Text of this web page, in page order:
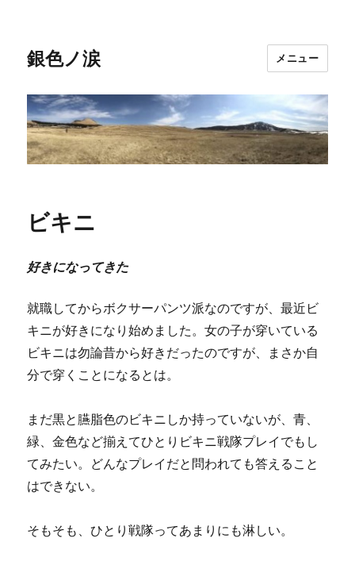
銀色ノ涙 メニュー
ビキニ
好きになってきた
就職してからボクサーパンツ派なのですが、最近ビ
キニが好きになり始めました。女の子が穿いている
ビキニは勿論昔から好きだったのですが、まさか自
分で穿くことになるとは。
まだ黒と臙脂色のビキニしか持っていないが、青、
緑、金色など揃えてひとりビキニ戦隊プレイでもし
てみたい。どんなプレイだと問われても答えること
はできない。
そもそも、ひとり戦隊ってあまりにも淋しい。